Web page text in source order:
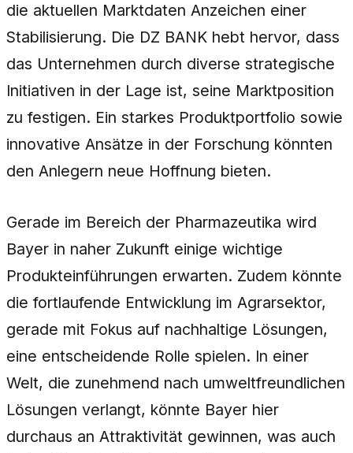
die aktuellen Marktdaten Anzeichen einer
Stabilisierung. Die DZ BANK hebt hervor, dass
das Unternehmen durch diverse strategische
Initiativen in der Lage ist, seine Marktposition
zu festigen. Ein starkes Produktportfolio sowie
innovative Ansätze in der Forschung könnten
den Anlegern neue Hoffnung bieten.
Gerade im Bereich der Pharmazeutika wird
Bayer in naher Zukunft einige wichtige
Produkteinführungen erwarten. Zudem könnte
die fortlaufende Entwicklung im Agrarsektor,
gerade mit Fokus auf nachhaltige Lösungen,
eine entscheidende Rolle spielen. In einer
Welt, die zunehmend nach umweltfreundlichen
Lösungen verlangt, könnte Bayer hier
durchaus an Attraktivität gewinnen, was auch